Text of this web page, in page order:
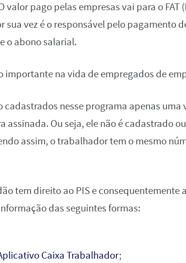
valor pago pelas empresas vai para o FAT
sua vez é o responsável pelo pagamento
o abono salarial.
importante na vida de empregados de
cadastrados nesse programa apenas uma
assinada. Ou seja, ele não é cadastrado
assim, o trabalhador tem o mesmo
tem direito ao PIS e consequentemente
das seguintes formas:
Caixa Trabalhador;